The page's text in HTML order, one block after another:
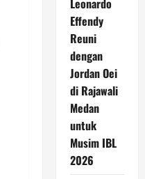
Leonardo
Effendy
Reuni
dengan
Jordan Oei
di Rajawali
Medan
untuk
Musim IBL
2026